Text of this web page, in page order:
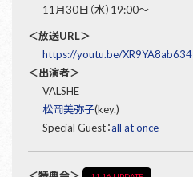
11月30日（水）19:00〜
＜放送URL＞
https://youtu.be/XR9YA8ab634
＜出演者＞
VALSHE
松岡美弥子(key.)
Special Guest：all at once